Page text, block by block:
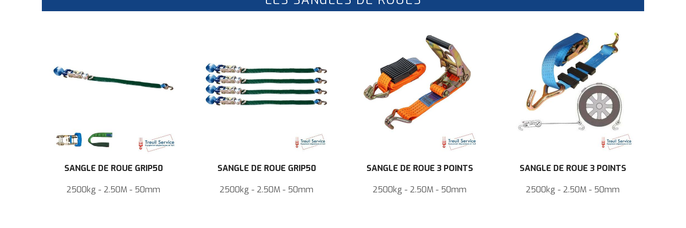
SANGLE DE ROUE GRIP50
2500kg - 2.50M - 50mm
SANGLE DE ROUE GRIP50
2500kg - 2.50M - 50mm
SANGLE DE ROUE 3 POINTS
2500kg - 2.50M - 50mm
SANGLE DE ROUE 3 POINTS
2500kg - 2.50M - 50mm